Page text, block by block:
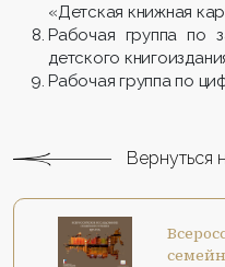
«Детская книжная
Рабочая группа по
детского
Рабочая группа по
Вернуться